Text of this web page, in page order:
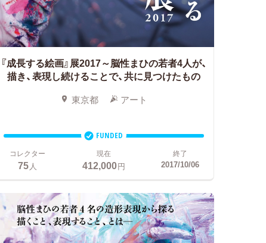
『成長する絵画』展2017～脳性まひの若者4人が、
描き、表現し続けることで、共に見つけたもの
東京都 アート
FUNDED
コレクター
75 人
現在
412,000円
終了
2017/10/06